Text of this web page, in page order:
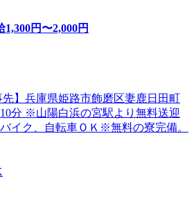
1,300円〜2,000円
】兵庫県姫路市飾磨区妻鹿日田町
分 ※山陽白浜の宮駅より無料送迎
イク、自転車ＯＫ※無料の寮完備。